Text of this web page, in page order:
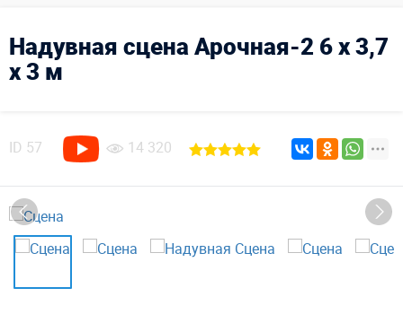
Надувная сцена Арочная-2 6 х 3,7
х 3 м
ID 57 14 320